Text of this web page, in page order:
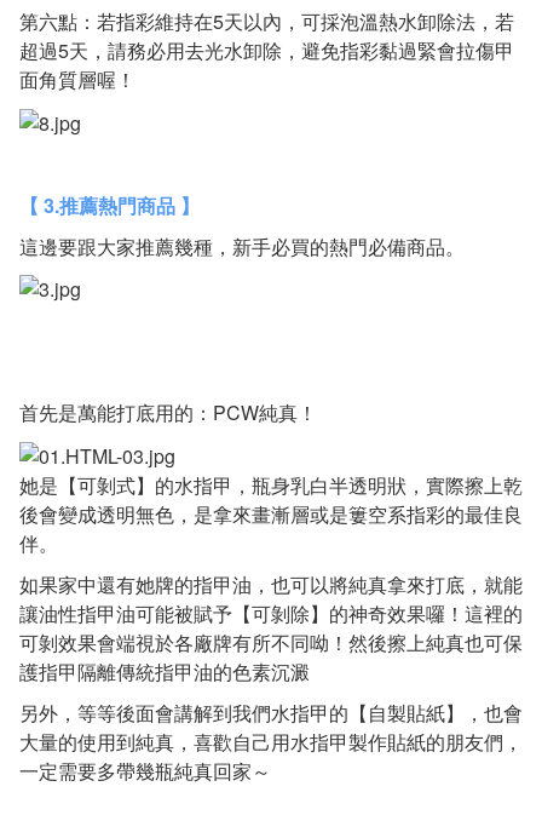
第六點：若指彩維持在5天以內，可採泡溫熱水卸除法，若
超過5天，請務必用去光水卸除，避免指彩黏過緊會拉傷甲
面角質層喔！
【 3.推薦熱門商品 】
這邊要跟大家推薦幾種，新手必買的熱門必備商品。
首先是萬能打底用的：PCW純真！
她是【可剝式】的水指甲，瓶身乳白半透明狀，實際擦上乾
後會變成透明無色，是拿來畫漸層或是簍空系指彩的最佳良
伴。
如果家中還有她牌的指甲油，也可以將純真拿來打底，就能
讓油性指甲油可能被賦予【可剝除】的神奇效果囉！這裡的
可剝效果會端視於各廠牌有所不同呦！然後擦上純真也可保
護指甲隔離傳統指甲油的色素沉澱
另外，等等後面會講解到我們水指甲的【自製貼紙】，也會
大量的使用到純真，喜歡自己用水指甲製作貼紙的朋友們，
一定需要多帶幾瓶純真回家～